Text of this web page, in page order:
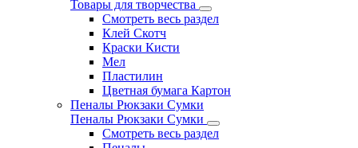
Товары для творчества
Смотреть весь раздел
Клей Скотч
Краски Кисти
Мел
Пластилин
Цветная бумага Картон
Пеналы Рюкзаки Сумки
Пеналы Рюкзаки Сумки
Смотреть весь раздел